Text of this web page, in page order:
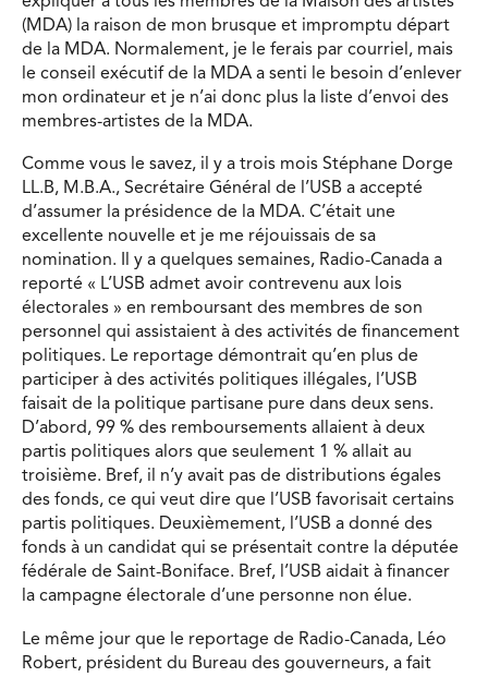
(MDA) la raison de mon brusque et impromptu départ
de la MDA. Normalement, je le ferais par courriel, mais
le conseil exécutif de la MDA a senti le besoin d’enlever
mon ordinateur et je n’ai donc plus la liste d’envoi des
membres-artistes de la MDA.
Comme vous le savez, il y a trois mois Stéphane Dorge
LL.B, M.B.A., Secrétaire Général de l’USB a accepté
d’assumer la présidence de la MDA. C’était une
excellente nouvelle et je me réjouissais de sa
nomination. Il y a quelques semaines, Radio-Canada a
reporté « L’USB admet avoir contrevenu aux lois
électorales » en remboursant des membres de son
personnel qui assistaient à des activités de financement
politiques. Le reportage démontrait qu’en plus de
participer à des activités politiques illégales, l’USB
faisait de la politique partisane pure dans deux sens.
D’abord, 99 % des remboursements allaient à deux
partis politiques alors que seulement 1 % allait au
troisième. Bref, il n’y avait pas de distributions égales
des fonds, ce qui veut dire que l’USB favorisait certains
partis politiques. Deuxièmement, l’USB a donné des
fonds à un candidat qui se présentait contre la députée
fédérale de Saint-Boniface. Bref, l’USB aidait à financer
la campagne électorale d’une personne non élue.
Le même jour que le reportage de Radio-Canada, Léo
Robert, président du Bureau des gouverneurs, a fait